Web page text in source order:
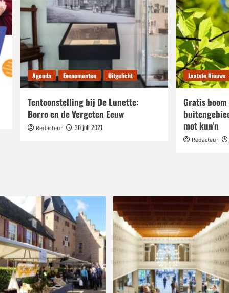
Agenda Evenementen Uitgelicht
Tentoonstelling bij De Lunette:
Borro en de Vergeten Eeuw
Redacteur 30 juli 2021
Laatste Nieuws
Gratis
mot kun’n
Redacteur